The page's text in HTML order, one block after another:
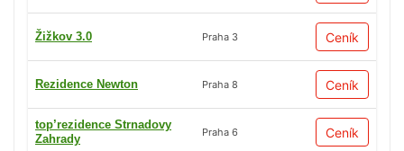
Žižkov 3.0 Praha 3 Ceník
Rezidence Newton Praha 8 Ceník
top’rezidence Strnadovy
Zahrady
Praha 6 Ceník